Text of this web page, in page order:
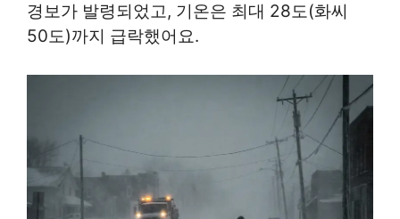
경보가 발령되었고, 기온은 최대 28도(화씨
50도)까지 급락했어요.